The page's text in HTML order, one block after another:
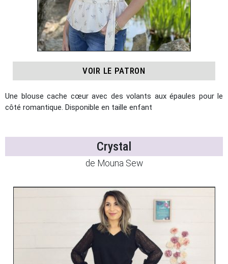
VOIR LE PATRON
Une blouse cache cœur avec des volants aux épaules pour le
côté romantique. Disponible en taille enfant
Crystal
de Mouna Sew